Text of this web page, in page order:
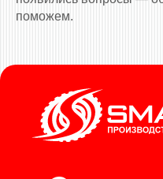
поможем.